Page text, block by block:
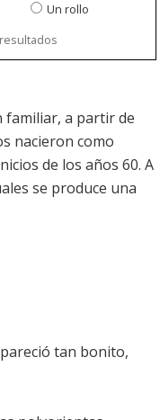
Un rollo
familiar, a partir de
nacieron como
de los años 60. A
se produce una
tan bonito,